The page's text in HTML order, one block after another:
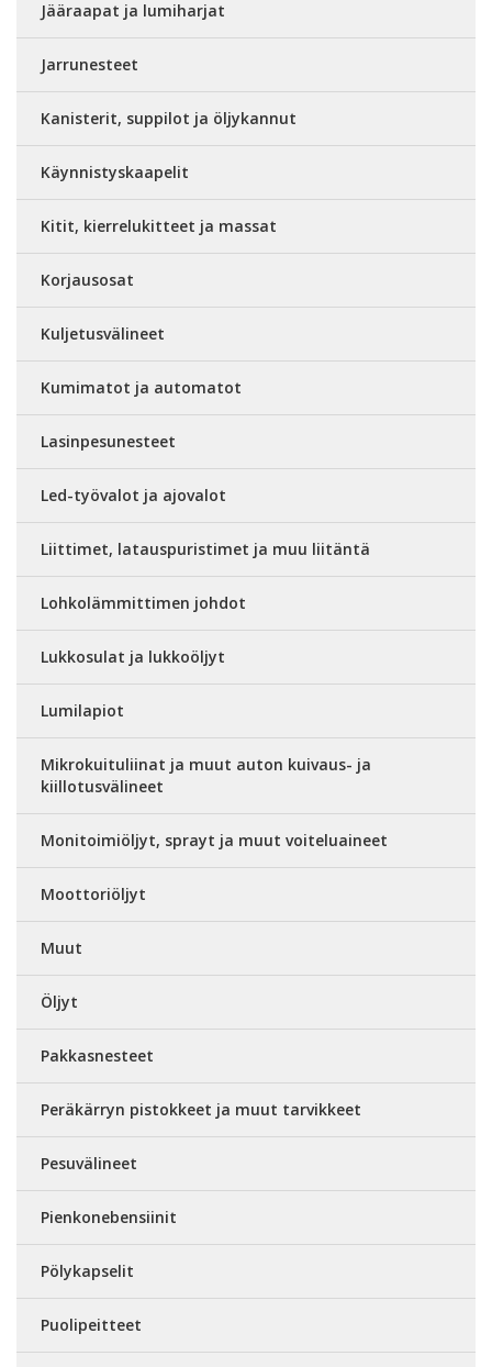
Jääraapat ja lumiharjat
Jarrunesteet
Kanisterit, suppilot ja öljykannut
Käynnistyskaapelit
Kitit, kierrelukitteet ja massat
Korjausosat
Kuljetusvälineet
Kumimatot ja automatot
Lasinpesunesteet
Led-työvalot ja ajovalot
Liittimet, latauspuristimet ja muu liitäntä
Lohkolämmittimen johdot
Lukkosulat ja lukkoöljyt
Lumilapiot
Mikrokuituliinat ja muut auton kuivaus- ja
kiillotusvälineet
Monitoimiöljyt, sprayt ja muut voiteluaineet
Moottoriöljyt
Muut
Öljyt
Pakkasnesteet
Peräkärryn pistokkeet ja muut tarvikkeet
Pesuvälineet
Pienkonebensiinit
Pölykapselit
Puolipeitteet